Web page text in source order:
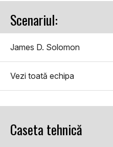
Scenariul:
James D. Solomon
Vezi toată echipa
Caseta tehnică